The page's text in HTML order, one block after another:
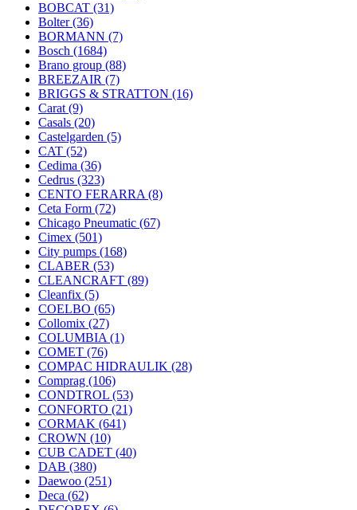
BOBCAT (31)
Bolter(36)
BORMANN (7)
Bosch (1684)
Brano group (88)
BREEZAIR (7)
BRIGGS & STRATTON (16)
Carat (9)
Casals (20)
Castelgarden (5)
CAT (52)
Cedima (36)
Cedrus (323)
CENTO FERARRA (8)
Ceta Form (72)
Chicago Pneumatic (67)
Cimex (501)
City pumps (168)
CLABER (53)
CLEANCRAFT (89)
Cleanfix (5)
COELBO (65)
Collomix (27)
COLUMBIA (1)
COMET (76)
COMPAC HIDRAULIK (28)
Comprag (106)
CONDTROL (53)
CONFORTO (21)
CORMAK (641)
CROWN (10)
CUB CADET (40)
DAB (380)
Daewoo (251)
Deca (62)